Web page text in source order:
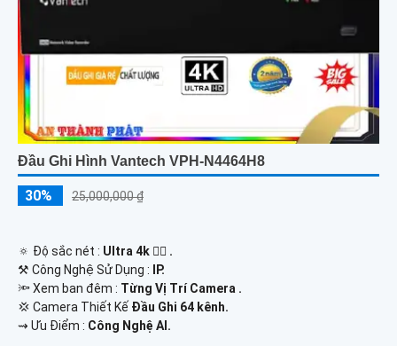
Đầu Ghi Hình Vantech VPH-N4464H8
30% 25,000,000 ₫
🔅 Độ sắc nét : Ultra 4k 👍🏾 .
⚒ Công Nghệ Sử Dụng :
IP.
🔦 Xem ban đêm : Từng Vị Trí Camera .
💢 Camera Thiết Kế Đầu Ghi 64 kênh.
️⇝ Ưu Điểm : Công Nghệ AI.